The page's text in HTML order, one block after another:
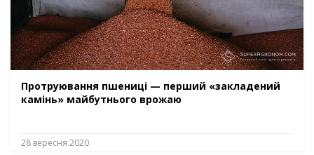
Протруювання пшениці — перший «закладений
камінь» майбутнього врожаю
28 вересня 2020